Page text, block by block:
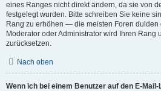
eines Ranges nicht direkt ändern, da sie von
festgelegt wurden. Bitte schreiben Sie keine
Rang zu erhöhen — die meisten Foren dulden
Moderator oder Administrator wird Ihren Rang
zurücksetzen.
Nach oben
Wenn ich bei einem Benutzer auf den E-